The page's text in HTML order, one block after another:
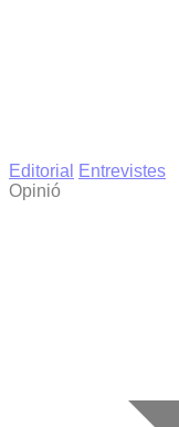
Editorial
Entrevistes
Opinió